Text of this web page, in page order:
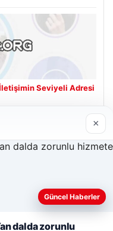
Seviyeli Adresi
iyi anlayabilmek,
×
Güncel Haberler
dalda zorunlu